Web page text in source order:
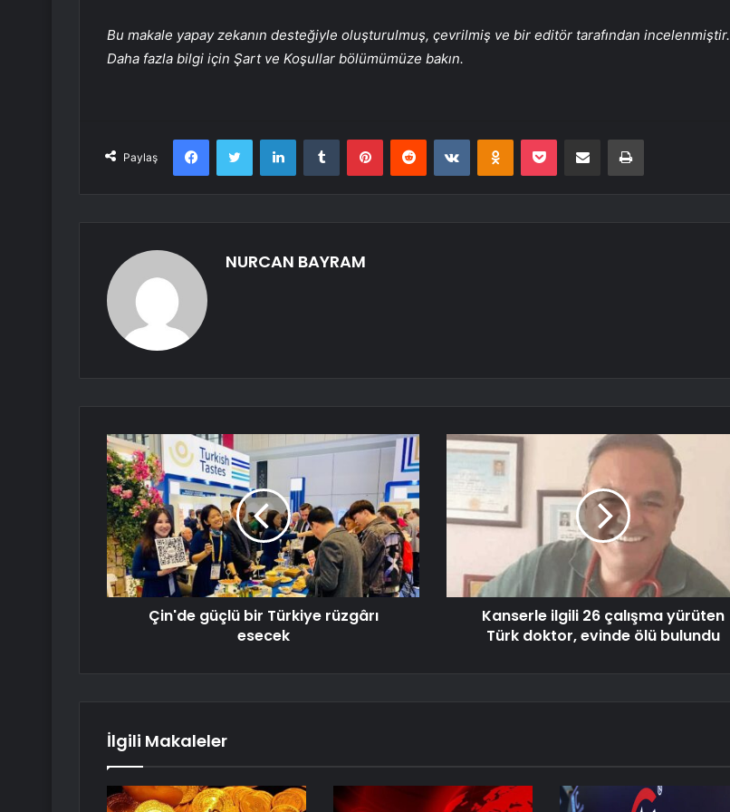
Bu makale yapay zekanın desteğiyle oluşturulmuş, çevrilmiş ve bir editör tarafından incelenmiştir.
Daha fazla bilgi için Şart ve Koşullar bölümümüze bakın.
Paylaş
FacebookTwitter LinkedInTumblr PinterestReddit VKontakteOdnoklassniki
Pocket E-Posta ile paylaş Yazdır
NURCAN BAYRAM
Çin'de güçlü bir Türkiye rüzgârı
esecek
Kanserle ilgili 26 çalışma yürüten
Türk doktor, evinde ölü bulundu
İlgili Makaleler